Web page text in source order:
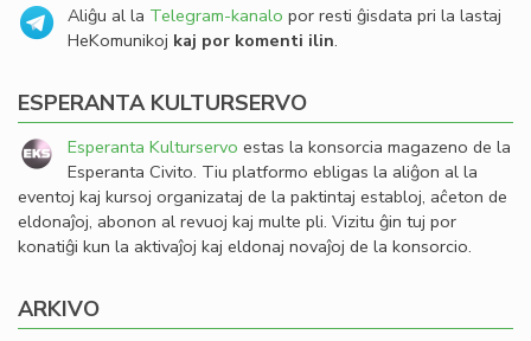
Aliĝu al la Telegram-kanalo por resti ĝisdata pri la lastaj
HeKomunikoj kaj por komenti ilin.
ESPERANTA KULTURSERVO
Esperanta Kulturservo estas la konsorcia magazeno de la
Esperanta Civito. Tiu platformo ebligas la aliĝon al la
eventoj kaj kursoj organizataj de la paktintaj establoj, aĉeton de
eldonaĵoj, abonon al revuoj kaj multe pli. Vizitu ĝin tuj por
konatiĝi kun la aktivaĵoj kaj eldonaj novaĵoj de la konsorcio.
ARKIVO